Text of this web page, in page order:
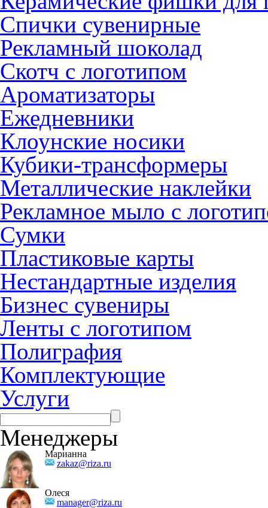
Спички сувенирные
Рекламный шоколад
Скотч с логотипом
Ароматизаторы
Ежедневники
Клоунские носики
Кубики-трансформеры
Металлические наклейки
Рекламное мыло с
Сумки
Пластиковые карты
Нестандартные изделия
Бизнес сувениры
Ленты с логотипом
Полиграфия
Комплектующие
Услуги
Менеджеры
Марианна
zakaz@riza.ru
Олеся
manager@riza.ru